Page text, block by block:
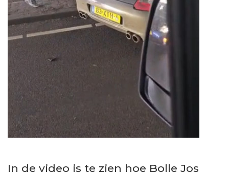
In de video is te zien hoe Bolle Jos